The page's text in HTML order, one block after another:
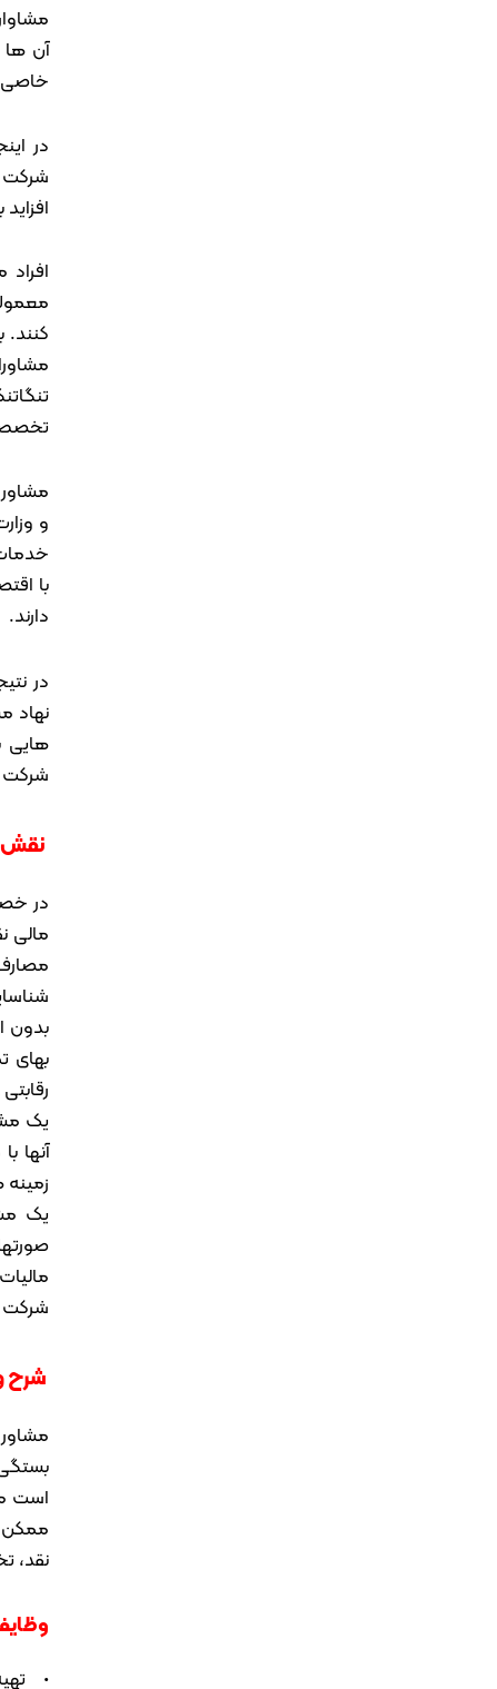
آن ها
خاصی
در
شرکت
کنند.
تخصص
و
با
دارند.
در
نهاد
هایی
شرکت
نقش
در
مالی
بدون
بهای
یک
آنها
یک
شرکت
شرح
است
ممکن
نقد،
•